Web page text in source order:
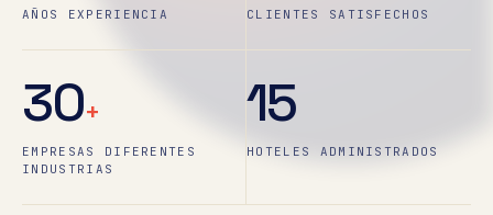
AÑOS EXPERIENCIA CLIENTES SATISFECHOS
30+
EMPRESAS DIFERENTES
INDUSTRIAS
15
HOTELES ADMINISTRADOS